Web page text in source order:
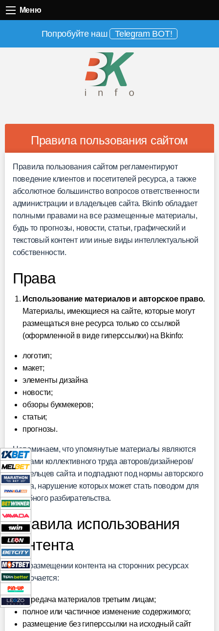
Меню
Попробуйте наш Telegram BOT!
Правила пользования сайтом
Правила пользования сайтом регламентируют
поведение клиентов и посетителей ресурса, а также
абсолютное большинство вопросов ответственности
администрации и владельцев сайта. Bkinfo обладает
полными правами на все размещенные материалы,
будь то прогнозы, новости, статьи, графический и
текстовый контент или иные виды интеллектуальной
собственности.
Права
Использование материалов и авторское право.
Материалы, имеющиеся на сайте, которые могут
размещаться вне ресурса только со ссылкой
(оформленной в виде гиперссылки) на Bkinfo:
логотип;
макет;
элементы дизайна
новости;
обзоры букмекеров;
статьи;
прогнозы.
Напоминаем, что упомянутые материалы являются
плодами коллективного труда авторов/дизайнеров/
владельцев сайта и подпадают под нормы авторского
права, нарушение которых может стать поводом для
судебного разбирательства.
Правила использования
контента
При размещении контента на сторонних ресурсах
исключается:
передача материалов третьим лицам;
полное или частичное изменение содержимого;
размещение без гиперссылки на исходный сайт